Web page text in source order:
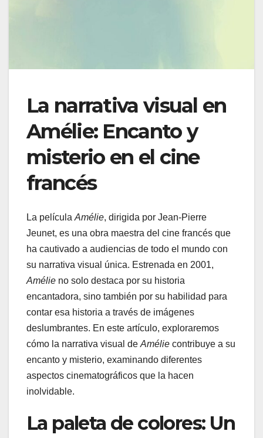
La narrativa visual en
Amélie: Encanto y
misterio en el cine
francés
La película Amélie, dirigida por Jean-Pierre
Jeunet, es una obra maestra del cine francés que
ha cautivado a audiencias de todo el mundo con
su narrativa visual única. Estrenada en 2001,
Amélie no solo destaca por su historia
encantadora, sino también por su habilidad para
contar esa historia a través de imágenes
deslumbrantes. En este artículo, exploraremos
cómo la narrativa visual de Amélie contribuye a su
encanto y misterio, examinando diferentes
aspectos cinematográficos que la hacen
inolvidable.
La paleta de colores: Un